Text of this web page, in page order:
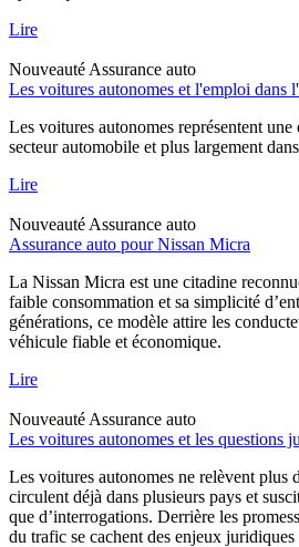
Lire
Nouveauté Assurance auto
Les voitures autonomes et l'emploi dans
Les voitures autonomes représentent
secteur automobile et plus largement
Lire
Nouveauté Assurance auto
Assurance auto pour Nissan Micra
La Nissan Micra est une citadine
faible consommation et sa simplicité
générations, ce modèle attire les
véhicule fiable et économique.
Lire
Nouveauté Assurance auto
Les voitures autonomes et les questions
Les voitures autonomes ne relèvent plus
circulent déjà dans plusieurs pays et
que d’interrogations. Derrière les
du trafic se cachent des enjeux juridiques